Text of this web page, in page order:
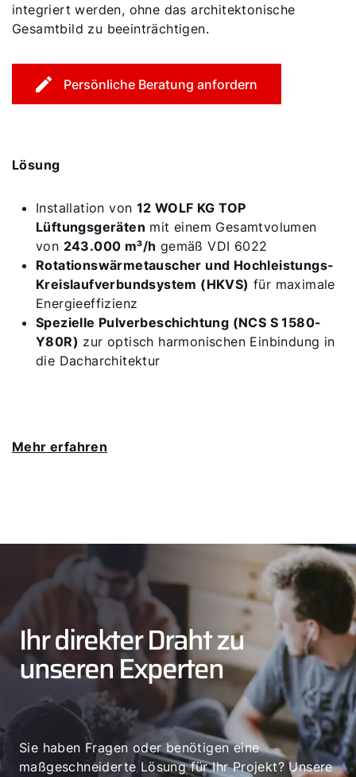
integriert werden, ohne das architektonische
Gesamtbild zu beeinträchtigen.
Persönliche Beratung anfordern
Lösung
Installation von 12 WOLF KG TOP
Lüftungsgeräten mit einem Gesamtvolumen
von 243.000 m³/h gemäß VDI 6022
Rotationswärmetauscher und Hochleistungs-
Kreislaufverbundsystem (HKVS) für maximale
Energieeffizienz
Spezielle Pulverbeschichtung (NCS S 1580-
Y80R) zur optisch harmonischen Einbindung in
die Dacharchitektur
Mehr erfahren
Ihr direkter Draht zu
unseren Experten
Sie haben Fragen oder benötigen eine
maßgeschneiderte Lösung für Ihr Projekt? Unsere